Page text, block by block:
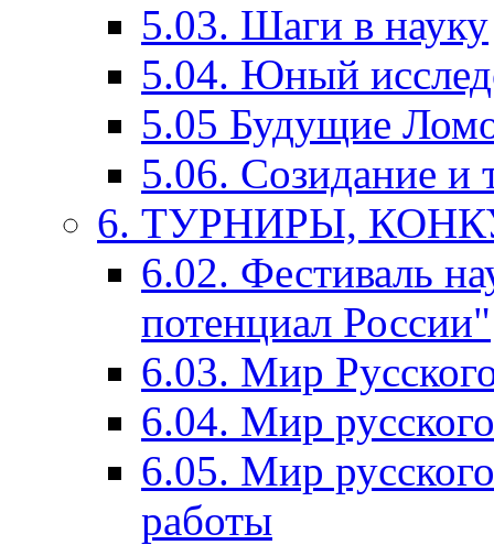
5.03. Шаги в науку
5.04. Юный
5.05 Будущие
5.06. Созидание и
6. ТУРНИРЫ,
6.02. Фестиваль
потенциал России"
6.03. Мир
6.04. Мир
6.05. Мир
работы